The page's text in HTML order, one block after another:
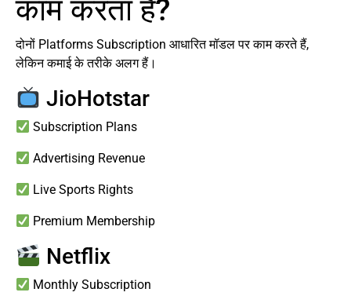
काम करता है?
दोनों Platforms Subscription आधारित मॉडल पर काम करते हैं,
लेकिन कमाई के तरीके अलग हैं।
JioHotstar
Subscription Plans
Advertising Revenue
Live Sports Rights
Premium Membership
Netflix
Monthly Subscription